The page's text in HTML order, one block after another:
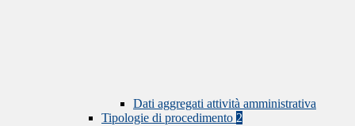
Dati aggregati attività amministrativa
Tipologie di procedimento 2